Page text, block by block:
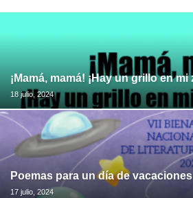
¡Mamá, mamá! ¡Hay un grillo en mi
18 julio, 2024
Poemas para un día de vacaciones
17 julio, 2024